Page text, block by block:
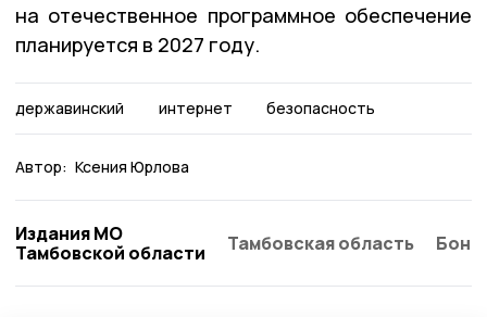
на отечественное программное обеспечение
планируется в 2027 году.
державинский интернет безопасность
Автор: Ксения Юрлова
Издания МО
Тамбовской области
Тамбовская область